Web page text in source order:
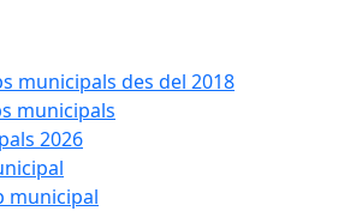
municipals des del 2018
municipals
2026
municipal